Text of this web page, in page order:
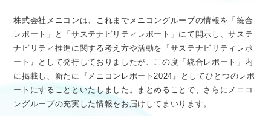
採用情報
医療従事者向け情報 GLOBAL
株式会社メニコンは、これまでメニコングループの情報を「統合
レポート」と「サステナビリティレポート」にて開示し、サステ
ナビリティ推進に関する考え方や活動を『サステナビリティレポ
ート』として発行しておりましたが、この度「統合レポート」内
に掲載し、新たに『メニコンレポート2024』としてひとつのレポ
ートにすることといたしました。まとめることで、さらにメニコ
ングループの充実した情報をお届けしてまいります。